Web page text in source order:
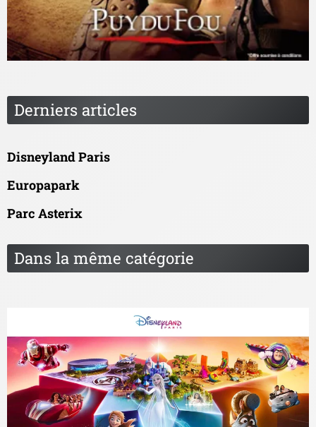
Derniers articles
Disneyland Paris
Europapark
Parc Asterix
Dans la même catégorie